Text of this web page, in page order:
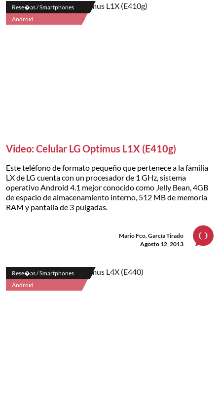
Rese�as / Smartphones
Android
Video: Celular LG Optimus L1X (E410g)
Este teléfono de formato pequeño que pertenece a la familia
LX de LG cuenta con un procesador de 1 GHz, sistema
operativo Android 4.1 mejor conocido como Jelly Bean, 4GB
de espacio de almacenamiento interno, 512 MB de memoria
RAM y pantalla de 3 pulgadas.
Mario Fco. García Tirado
Agosto 12, 2013
Rese�as / Smartphones
Android